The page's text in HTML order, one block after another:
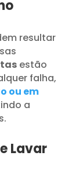
resultar
estão
falha,
ou em
a
Lavar